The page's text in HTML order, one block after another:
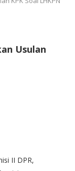
Usulan
II DPR,